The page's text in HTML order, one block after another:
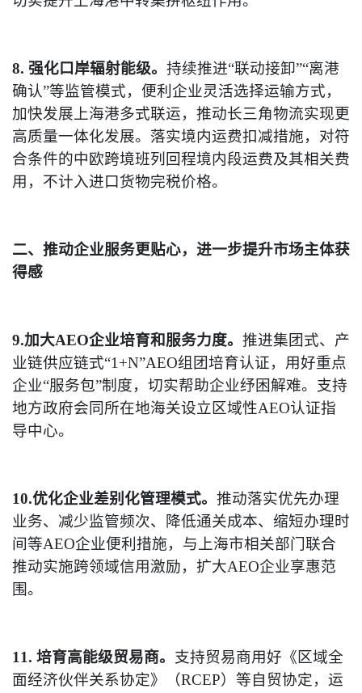
8. 强化口岸辐射能级。 持续推进“联动接卸”“离港
确认”等监管模式，便利企业灵活选择运输方式，
加快发展上海港多式联运，推动长三角物流实现更
高质量一体化发展。落实境内运费扣减措施，对符
合条件的中欧跨境班列回程境内段运费及其相关费
用，不计入进口货物完税价格。
二、推动企业服务更贴心，进一步提升市场主体获
得感
9.加大AEO企业培育和服务力度。 推进集团式、产
业链供应链式“1+N”AEO组团培育认证，用好重点
企业“服务包”制度，切实帮助企业纾困解难。支持
地方政府会同所在地海关设立区域性AEO认证指
导中心。
10.优化企业差别化管理模式。 推动落实优先办理
业务、减少监管频次、降低通关成本、缩短办理时
间等AEO企业便利措施，与上海市相关部门联合
推动实施跨领域信用激励，扩大AEO企业享惠范
围。
11. 培育高能级贸易商。 支持贸易商用好《区域全
面经济伙伴关系协定》（RCEP）等自贸协定，运